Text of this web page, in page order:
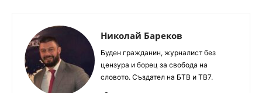
Николай Бареков
Буден гражданин, журналист без
цензура и борец за свобода на
словото. Създател на БТВ и ТВ7.